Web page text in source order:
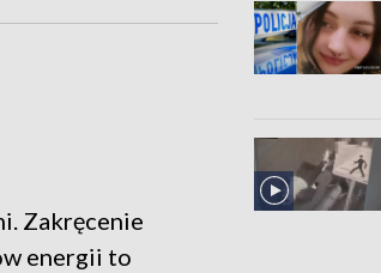
Zakręcenie
energii to